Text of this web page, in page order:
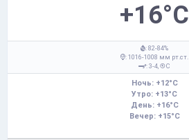
+16°C
: 82-84%
: 1016-1008 мм рт.ст.
: 3-4,
С
Ночь: +12°C
Утро: +13°C
День: +16°C
Вечер: +15°C